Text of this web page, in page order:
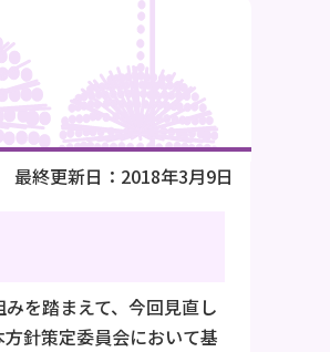
最終更新日：2018年3月9日
を踏まえて、今回見直し
針策定委員会において基